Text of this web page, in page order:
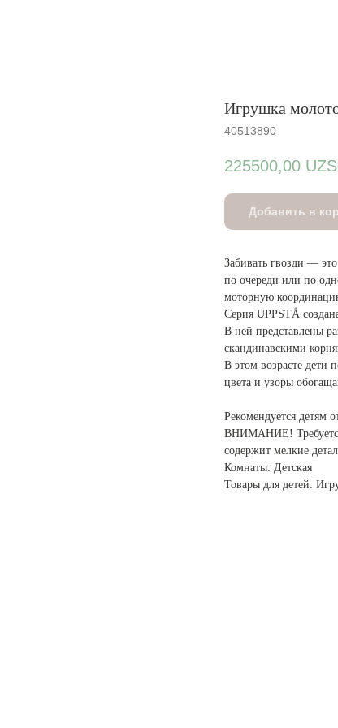
Игрушка
40513890
225500,00 UZS
Добавить в
Забивать гвозди —
по очереди или по
моторную
Серия UPPSTÅ
В ней представлены
скандинавскими
В этом возрасте дети
цвета и узоры
Рекомендуется детям
ВНИМАНИЕ!
содержит мелкие
Комнаты: Детская
Товары для детей: